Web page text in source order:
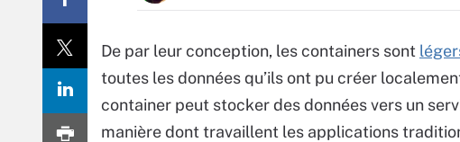
De par leur conception, les containers sont
toutes les données qu’ils ont pu créer
container peut stocker des données vers un
manière dont travaillent les applications